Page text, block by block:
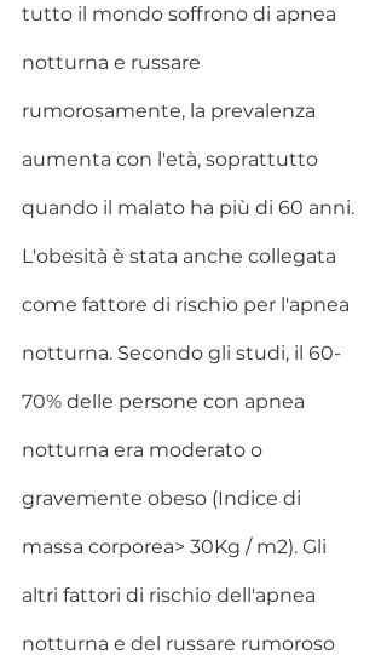
tutto il mondo soffrono di apnea
notturna e russare
rumorosamente, la prevalenza
aumenta con l'età, soprattutto
quando il malato ha più di 60 anni.
L'obesità è stata anche collegata
come fattore di rischio per l'apnea
notturna. Secondo gli studi, il 60-
70% delle persone con apnea
notturna era moderato o
gravemente obeso (Indice di
massa corporea> 30Kg / m2). Gli
altri fattori di rischio dell'apnea
notturna e del russare rumoroso